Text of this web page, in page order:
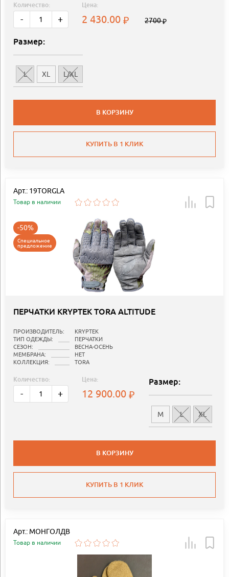
Количество:
- +
Цена:
2 430.00 2700
Размер:
L XL L/XL
В КОРЗИНУ
КУПИТЬ В 1 КЛИК
Арт.: 19TORGLA
Товар в наличии
-50%
Специальное
предложение
ПЕРЧАТКИ KRYPTEK TORA ALTITUDE
ПРОИЗВОДИТЕЛЬ:
KRYPTEK
ТИП ОДЕЖДЫ:
ПЕРЧАТКИ
СЕЗОН:
ВЕСНА-ОСЕНЬ
МЕМБРАНА:
НЕТ
КОЛЛЕКЦИЯ:
TORA
Количество:
- +
Цена:
12 900.00
Размер:
M L XL
В КОРЗИНУ
КУПИТЬ В 1 КЛИК
Арт.: МОНГОЛДВ
Товар в наличии